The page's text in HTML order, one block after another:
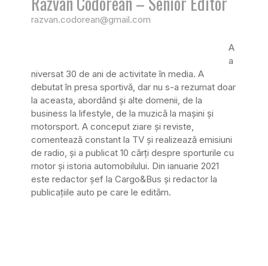
razvan.codorean@gmail.com
A
a
niversat 30 de ani de activitate în media. A
debutat în presa sportivă, dar nu s-a rezumat doar
la aceasta, abordând și alte domenii, de la
business la lifestyle, de la muzică la mașini și
motorsport. A conceput ziare și reviste,
comentează constant la TV și realizează emisiuni
de radio, și a publicat 10 cărți despre sporturile cu
motor și istoria automobilului. Din ianuarie 2021
este redactor șef la Cargo&Bus și redactor la
publicațiile auto pe care le edităm.